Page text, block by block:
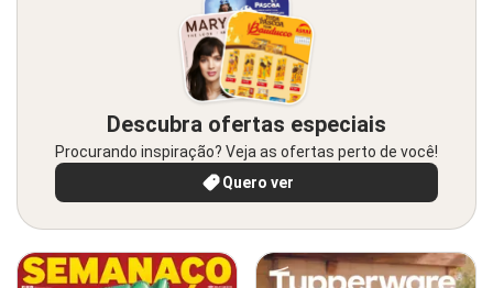
Descubra ofertas especiais
Procurando inspiração? Veja as ofertas perto de você!
Quero ver